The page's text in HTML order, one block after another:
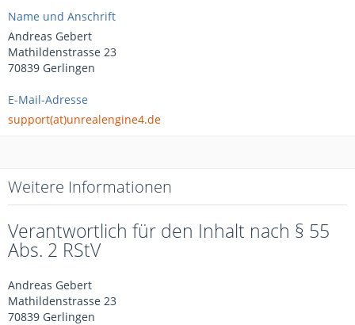
Name und Anschrift
Andreas Gebert
Mathildenstrasse 23
70839 Gerlingen
E-Mail-Adresse
support(at)unrealengine4.de
Weitere Informationen
Verantwortlich für den Inhalt nach § 55
Abs. 2 RStV
Andreas Gebert
Mathildenstrasse 23
70839 Gerlingen